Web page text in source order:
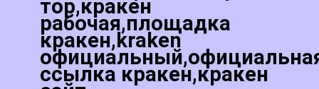
тор,кракен
рабочая,площадка
кракен,kraken
ссылка кракен,кракен